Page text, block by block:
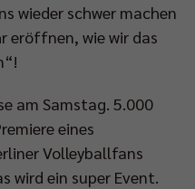
wieder schwer machen
eröffnen, wie wir das
am Samstag. 5.000
eines
Volleyballfans
wird ein super Event.